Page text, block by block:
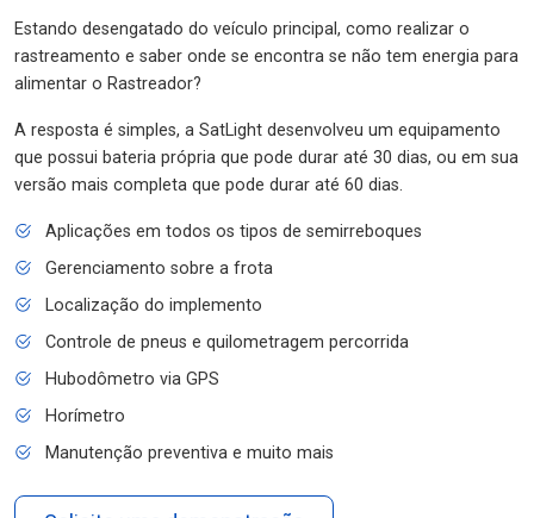
Estando desengatado do veículo principal, como realizar o
rastreamento e saber onde se encontra se não tem energia para
alimentar o Rastreador?
A resposta é simples, a SatLight desenvolveu um equipamento
que possui bateria própria que pode durar até 30 dias, ou em sua
versão mais completa que pode durar até 60 dias.
Aplicações em todos os tipos de semirreboques
Gerenciamento sobre a frota
Localização do implemento
Controle de pneus e quilometragem percorrida
Hubodômetro via GPS
Horímetro
Manutenção preventiva e muito mais